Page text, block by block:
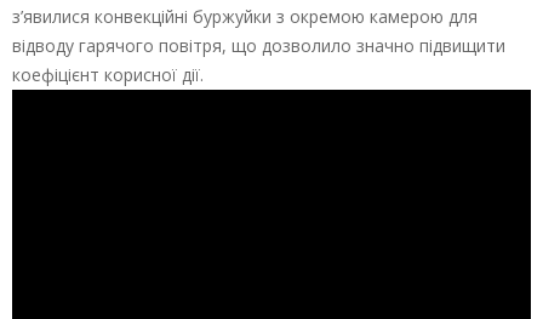
з’явилися конвекційні буржуйки з окремою камерою для
відводу гарячого повітря, що дозволило значно підвищити
коефіцієнт корисної дії.